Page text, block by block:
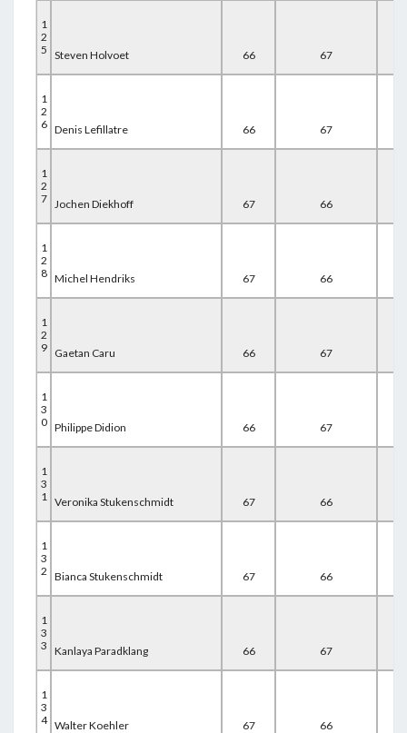
1
2
5
Steven Holvoet 66 67
1
2
6 Denis Lefillatre 66 67
1
2
7 Jochen Diekhoff 67 66
1
2
8 Michel Hendriks 67 66
1
2
9
Gaetan Caru 66 67
1
3
0 Philippe Didion 66 67
1
3
1 Veronika Stukenschmidt 67 66
1
3
2
Bianca Stukenschmidt 67 66
1
3
3
Kanlaya Paradklang 66 67
1
3
4 Walter Koehler 67 66